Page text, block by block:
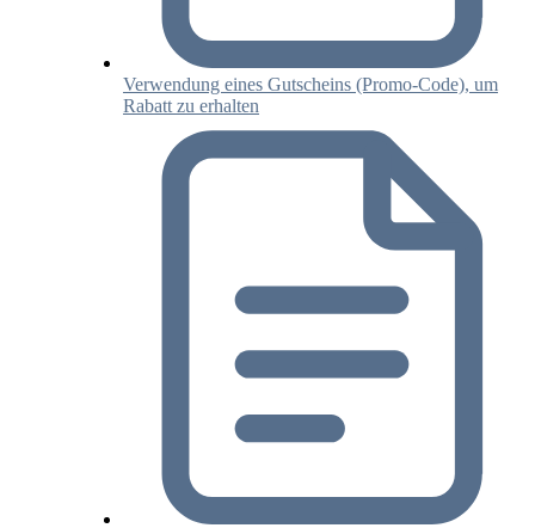
Verwendung eines Gutscheins (Promo‑Code), um
Rabatt zu erhalten